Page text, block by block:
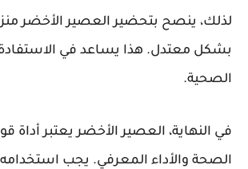
لذلك، ينصح بتحضير العصير الأخضر
بشكل معتدل. هذا يساعد في
الصحية.
في النهاية، العصير الأخضر يعتبر أداة
الصحة والأداء المعرفي. يجب